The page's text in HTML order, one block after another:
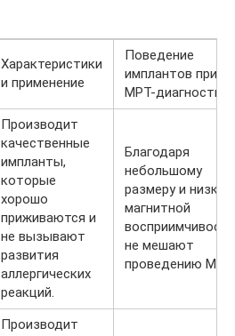
Характеристики
и применение
Поведение
имплантов при
МРТ-диагностике
Производит
качественные
импланты,
которые
хорошо
приживаются и
не вызывают
развития
аллергических
реакций.
Благодаря
небольшому
размеру и низкой
магнитной
восприимчивости
не мешают
проведению МРТ.
Производит